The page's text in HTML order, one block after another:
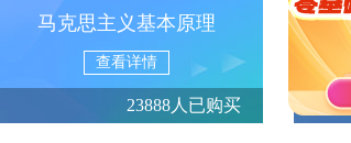
马克思主义基本原理
查看详情
23888人已购买